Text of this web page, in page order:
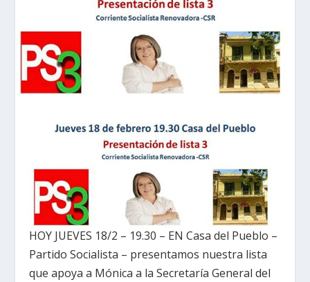
HOY JUEVES 18/2 – 19.30 – EN Casa del Pueblo –
Partido Socialista – presentamos nuestra lista
que apoya a Mónica a la Secretaría General del